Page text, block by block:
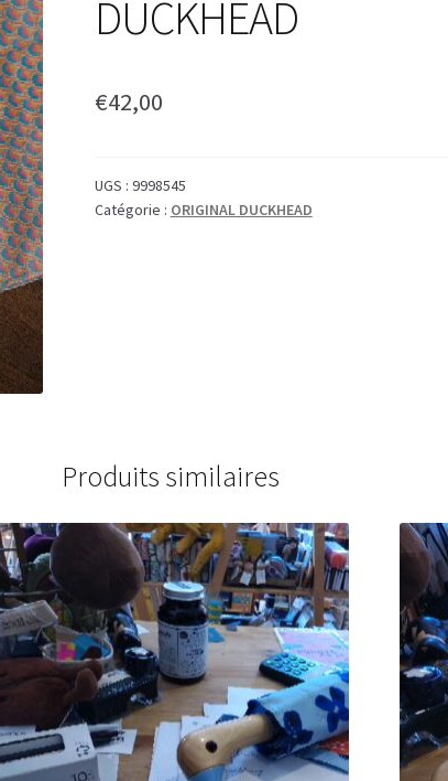
DUCKHEAD
€42,00
UGS : 9998545
Catégorie : ORIGINAL DUCKHEAD
Produits similaires